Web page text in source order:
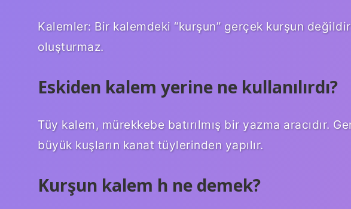
Kalemler: Bir kalemdeki “kurşun” gerçek kurşun
oluşturmaz.
Eskiden kalem yerine ne kullanılırdı?
Tüy kalem, mürekkebe batırılmış bir yazma aracıdır.
büyük kuşların kanat tüylerinden yapılır.
Kurşun kalem h ne demek?